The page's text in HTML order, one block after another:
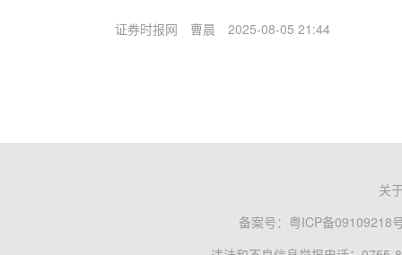
证券时报网 曹晨 2025-08-05 21:44
关
备案号： 粤ICP备09109218